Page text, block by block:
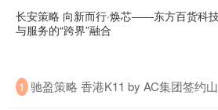
长安策略 向新而行·焕芯——东方百货科
与服务的“跨界”融合
1 驰盈策略 香港K11 by AC集团签约